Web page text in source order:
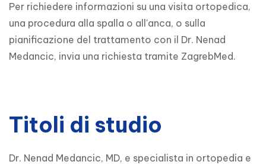
Per richiedere informazioni su una visita ortopedica,
una procedura alla spalla o all'anca, o sulla
pianificazione del trattamento con il Dr. Nenad
Medancic, invia una richiesta tramite ZagrebMed.
Titoli di studio
Dr. Nenad Medancic, MD, e specialista in ortopedia e